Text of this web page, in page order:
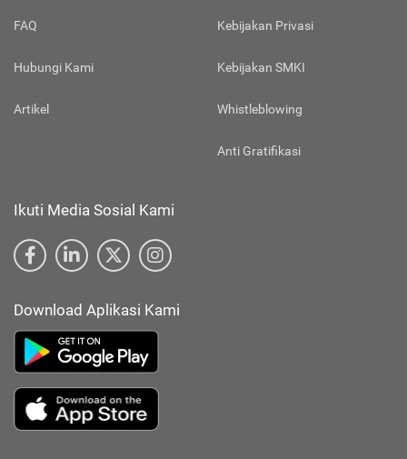
FAQ
Hubungi Kami
Artikel
Kebijakan Privasi
Kebijakan SMKI
Whistleblowing
Anti Gratifikasi
Ikuti Media Sosial Kami
Download Aplikasi Kami